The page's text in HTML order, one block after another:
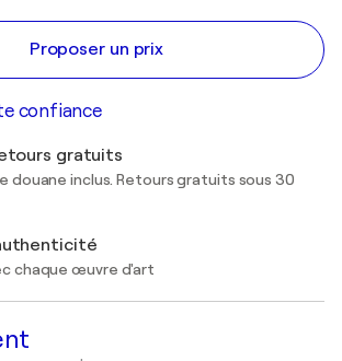
Proposer un prix
confiance
gratuits
douane inclus. Retours gratuits sous 30
chaque œuvre d'art